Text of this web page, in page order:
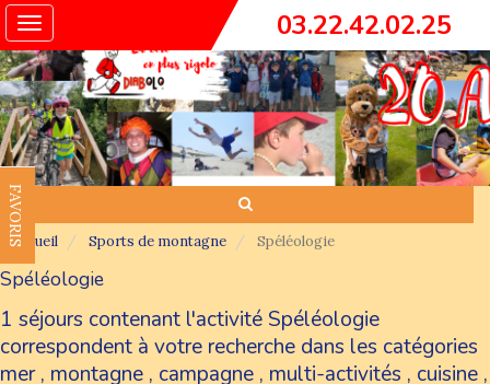
Toggle
navigation
03.22.42.02.25
FAVORIS
Accueil Sports de montagne Spéléologie
Spéléologie
1 séjours contenant l'activité Spéléologie
correspondent à votre recherche dans les catégories
mer, montagne , campagne , multi-activités , cuisine ,